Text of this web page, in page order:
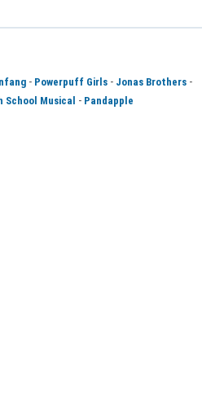
- Powerpuff Girls- Jonas Brothers-
School Musical - Pandapple